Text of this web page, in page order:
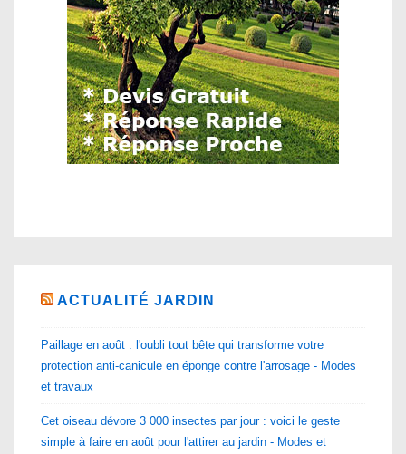
ACTUALITÉ JARDIN
Paillage en août : l'oubli tout bête qui transforme votre
protection anti-canicule en éponge contre l'arrosage - Modes
et travaux
Cet oiseau dévore 3 000 insectes par jour : voici le geste
simple à faire en août pour l'attirer au jardin - Modes et